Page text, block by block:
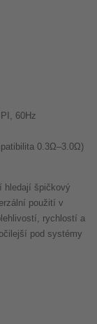
60Hz
0.3Ω–3.0Ω)
hledají špičkový
použití v
rychlostí a
pod systémy